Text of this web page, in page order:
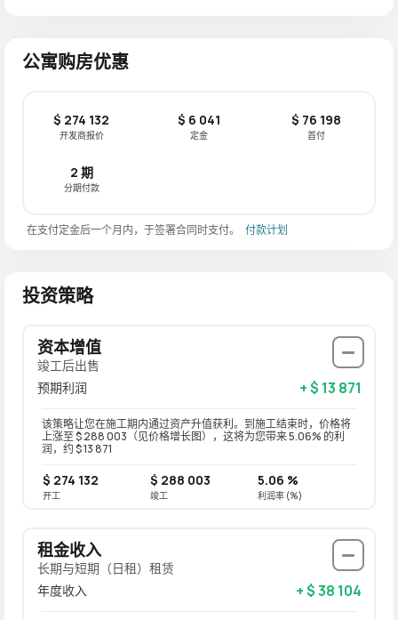
公寓购房优惠
$ 274 132
开发商报价
$ 6 041
定金
$ 76 198
首付
2 期
分期付款
在支付定金后一个月内，于签署合同时支付。 付款计划
投资策略
资本增值
竣工后出售
预期利润
+ $ 13 871
该策略让您在施工期内通过资产升值获利。到施工结束时，价格将
上涨至 $ 288 003（见价格增长图），这将为您带来 5.06% 的利
润，约 $ 13 871
$ 274 132
开工
$ 288 003
竣工
5.06 %
利润率 (%)
租金收入
长期与短期（日租）租赁
年度收入
+ $ 38 104